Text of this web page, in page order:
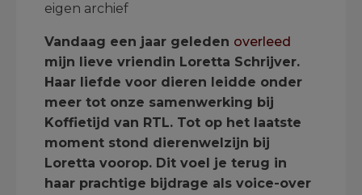
eigen archief
Vandaag een jaar geleden overleed
mijn lieve vriendin Loretta Schrijver.
Haar liefde voor dieren leidde onder
meer tot onze samenwerking bij
Koffietijd van RTL. Tot op het laatste
moment stond dierenwelzijn bij
Loretta voorop. Dit voel je terug in
haar prachtige bijdrage als voice-over